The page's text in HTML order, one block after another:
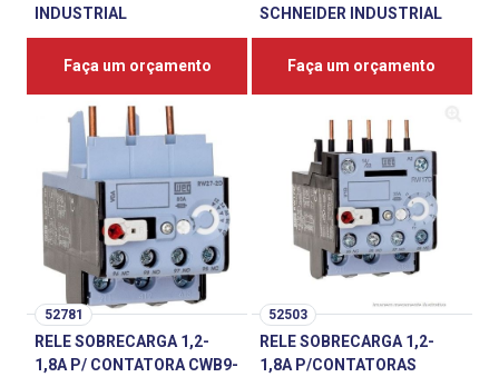
INDUSTRIAL
Faça um orçamento
SCHNEIDER INDUSTRIAL
Faça um orçamento
52781
RELE SOBRECARGA 1,2-
1,8A P/ CONTATORA CWB9-
52503
RELE SOBRECARGA 1,2-
1,8A P/CONTATORAS